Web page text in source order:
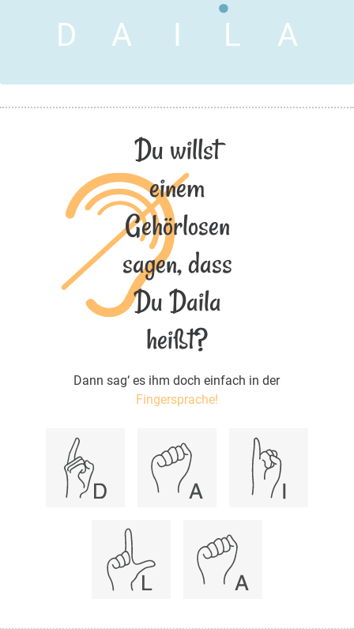
D A I L A
Du willst
einem
Gehörlosen
sagen, dass
Du Daila
heißt?
Dann sag‘ es ihm doch einfach in der
Fingersprache!